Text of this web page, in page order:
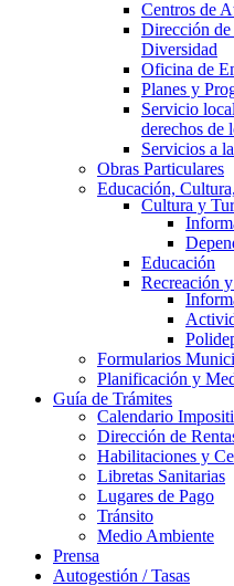
Centros de
Dirección
Diversidad
Oficina de
Planes y
Servicio
derechos de
Servicios a
Obras Particulares
Educación,
Cultura y
Educación
Recreación
Formularios
Planificación y
Guía de Trámites
Calendario
Dirección de
Habilitaciones y
Libretas Sanitarias
Lugares de Pago
Tránsito
Medio Ambiente
Prensa
Autogestión / Tasas